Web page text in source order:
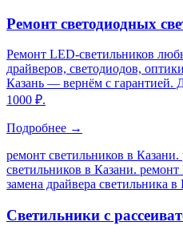
Ремонт светодиодных
Ремонт LED-светильников
драйверов, светодиодов,
Казань — вернём с гарантией.
1000 ₽.
Подробнее →
ремонт светильников в
светильников в Казани.
замена драйвера светильника в
Светильники с